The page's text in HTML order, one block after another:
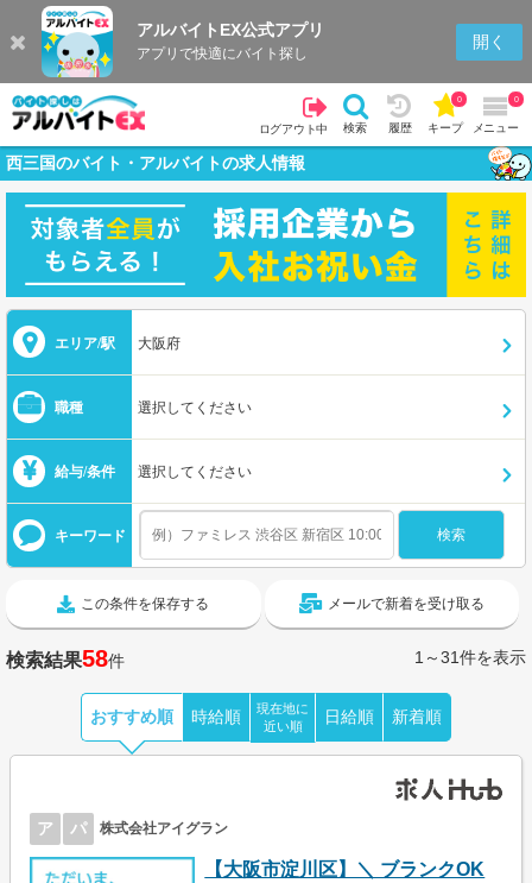
アルバイトEX公式アプリ
アプリで快適にバイト探し
開く
ログアウト中 検索 履歴 キープ
0
メニュー
0
西三国のバイト・アルバイトの求人情報
エリア/駅 大阪府
職種 選択してください
給与/条件 選択してください
キーワード
この条件を保存する メールで新着を受け取る
検索結果58件 1～31件を表示
おすすめ順 時給順
現在地に
近い順
日給順 新着順
ア パ 株式会社アイグラン
【大阪市淀川区】＼ ブランクOK